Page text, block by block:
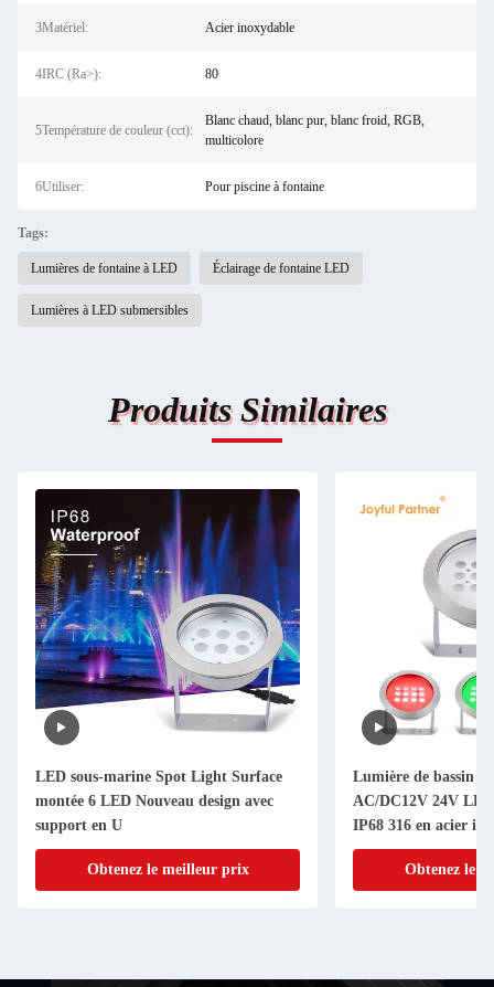
3Matériel: Acier inoxydable
4IRC (Ra>): 80
5Température de couleur (cct):
Blanc chaud, blanc pur, blanc froid, RGB,
multicolore
6Utiliser: Pour piscine à fontaine
Tags:
Lumières de fontaine à LED Éclairage de fontaine LED
Lumières à LED submersibles
Produits Similaires
LED sous-marine Spot Light Surface
montée 6 LED Nouveau design avec
support en U
Obtenez le meilleur prix
Lumière de bassin
AC/DC12V 24V
IP68 316 en acier
Obtenez le